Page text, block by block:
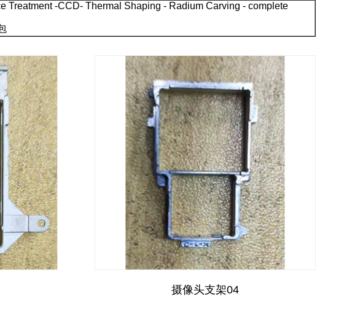
Treatment -CCD- Thermal Shaping - Radium Carving - complete
摄像头支架04